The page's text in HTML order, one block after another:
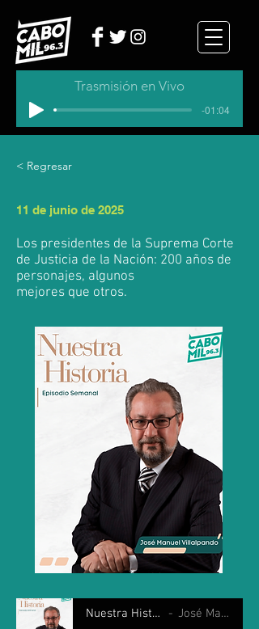
Trasmisión en Vivo
-01:04
< Regresar
11 de junio de 2025
Los presidentes de la Suprema Corte
de Justicia de la Nación: 200 años de
personajes, algunos
mejores que otros.
Nuestra Historia 11 Junio 2025 José Manuel Villalpando